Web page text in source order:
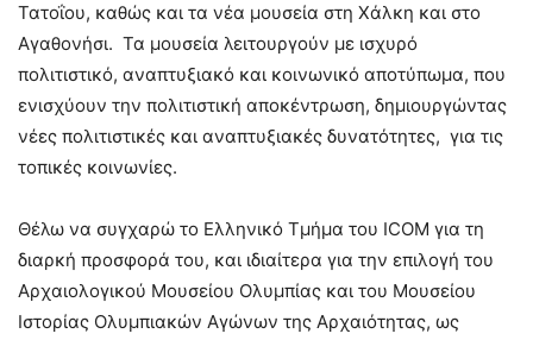
Τατοΐου, καθώς και τα νέα μουσεία στη Χάλκη και στο
Αγαθονήσι. Τα μουσεία λειτουργούν με ισχυρό
πολιτιστικό, αναπτυξιακό και κοινωνικό αποτύπωμα, που
ενισχύουν την πολιτιστική αποκέντρωση, δημιουργώντας
νέες πολιτιστικές και αναπτυξιακές δυνατότητες, για τις
τοπικές κοινωνίες.
Θέλω να συγχαρώ το Ελληνικό Τμήμα του ICOM για τη
διαρκή προσφορά του, και ιδιαίτερα για την επιλογή του
Αρχαιολογικού Μουσείου Ολυμπίας και του Μουσείου
Ιστορίας Ολυμπιακών Αγώνων της Αρχαιότητας, ως